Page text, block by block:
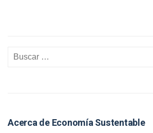
Acerca de Economía Sustentable